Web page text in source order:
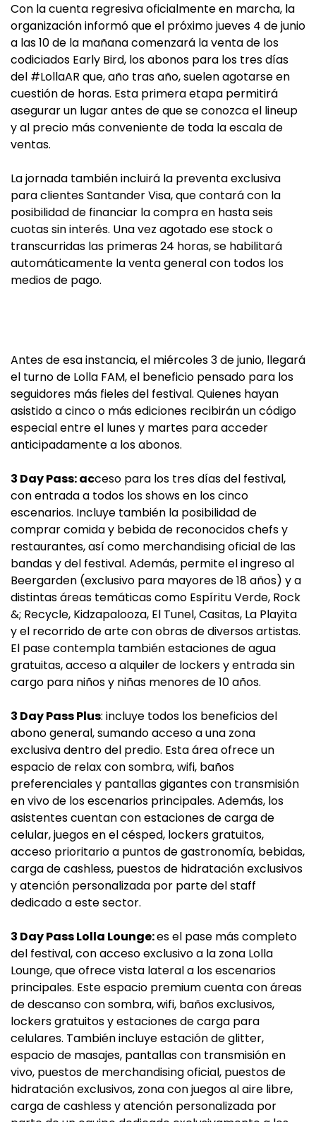
Con la cuenta regresiva oficialmente en marcha, la
organización informó que el próximo jueves 4 de junio
a las 10 de la mañana comenzará la venta de los
codiciados Early Bird, los abonos para los tres días
del #LollaAR que, año tras año, suelen agotarse en
cuestión de horas. Esta primera etapa permitirá
asegurar un lugar antes de que se conozca el lineup
y al precio más conveniente de toda la escala de
ventas.
La jornada también incluirá la preventa exclusiva
para clientes Santander Visa, que contará con la
posibilidad de financiar la compra en hasta seis
cuotas sin interés. Una vez agotado ese stock o
transcurridas las primeras 24 horas, se habilitará
automáticamente la venta general con todos los
medios de pago.
Antes de esa instancia, el miércoles 3 de junio, llegará
el turno de Lolla FAM, el beneficio pensado para los
seguidores más fieles del festival. Quienes hayan
asistido a cinco o más ediciones recibirán un código
especial entre el lunes y martes para acceder
anticipadamente a los abonos.
3 Day Pass: acceso para los tres días del festival,
con entrada a todos los shows en los cinco
escenarios. Incluye también la posibilidad de
comprar comida y bebida de reconocidos chefs y
restaurantes, así como merchandising oficial de las
bandas y del festival. Además, permite el ingreso al
Beergarden (exclusivo para mayores de 18 años) y a
distintas áreas temáticas como Espíritu Verde, Rock
&; Recycle, Kidzapalooza, El Tunel, Casitas, La Playita
y el recorrido de arte con obras de diversos artistas.
El pase contempla también estaciones de agua
gratuitas, acceso a alquiler de lockers y entrada sin
cargo para niños y niñas menores de 10 años.
3 Day Pass Plus: incluye todos los beneficios del
abono general, sumando acceso a una zona
exclusiva dentro del predio. Esta área ofrece un
espacio de relax con sombra, wifi, baños
preferenciales y pantallas gigantes con transmisión
en vivo de los escenarios principales. Además, los
asistentes cuentan con estaciones de carga de
celular, juegos en el césped, lockers gratuitos,
acceso prioritario a puntos de gastronomía, bebidas,
carga de cashless, puestos de hidratación exclusivos
y atención personalizada por parte del staff
dedicado a este sector.
3 Day Pass Lolla Lounge:es el pase más completo
del festival, con acceso exclusivo a la zona Lolla
Lounge, que ofrece vista lateral a los escenarios
principales. Este espacio premium cuenta con áreas
de descanso con sombra, wifi, baños exclusivos,
lockers gratuitos y estaciones de carga para
celulares. También incluye estación de glitter,
espacio de masajes, pantallas con transmisión en
vivo, puestos de merchandising oficial, puestos de
hidratación exclusivos, zona con juegos al aire libre,
carga de cashless y atención personalizada por